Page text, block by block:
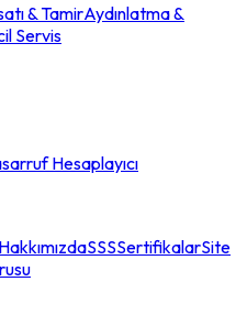
& TamirAydınlatma &
Servis
Hesaplayıcı
HakkımızdaSSSSertifikalarSite